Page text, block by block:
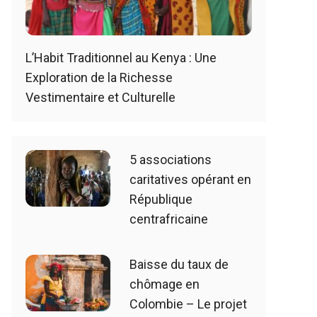
L’Habit Traditionnel au Kenya : Une
Exploration de la Richesse
Vestimentaire et Culturelle
5 associations
caritatives opérant en
République
centrafricaine
Baisse du taux de
chômage en
Colombie – Le projet